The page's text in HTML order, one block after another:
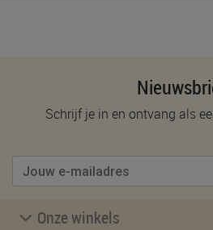
Schrijf je in en ontvang als
Onze winkels